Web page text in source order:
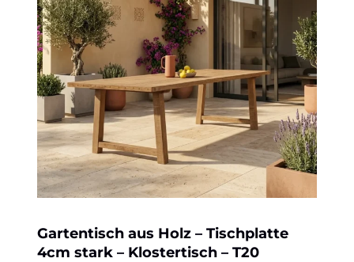
Gartentisch aus Holz – Tischplatte
4cm stark – Klostertisch – T20